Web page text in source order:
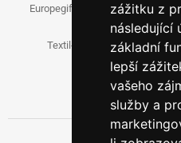
zážitku z
následující
základní
lepší
vašeho
služby a
Europegift.eu
Textil-pro-firmy.cz